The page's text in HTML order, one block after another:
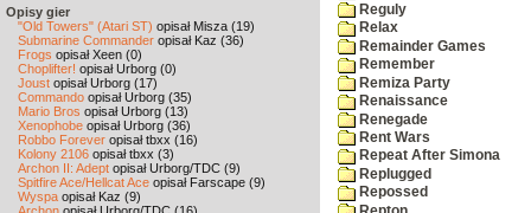
Opisy gier
"Old Towers" (Atari ST) opisał Misza (19)
Submarine Commander opisał Kaz (36)
Frogs opisał Xeen (0)
Choplifter! opisał Urborg (0)
Joust opisał Urborg (17)
Commando opisał Urborg (35)
Mario Bros opisał Urborg (13)
Xenophobe opisał Urborg (36)
Robbo Forever opisał tbxx (16)
Kolony 2106 opisał tbxx (3)
Archon II: Adept opisał Urborg/TDC (9)
Spitfire Ace/Hellcat Ace opisał Farscape (9)
Wyspa opisał Kaz (9)
Reguly
Relax
Remainder Games
Remember
Remiza Party
Renaissance
Renegade
Rent Wars
Repeat After Simona
Replugged
Repossed